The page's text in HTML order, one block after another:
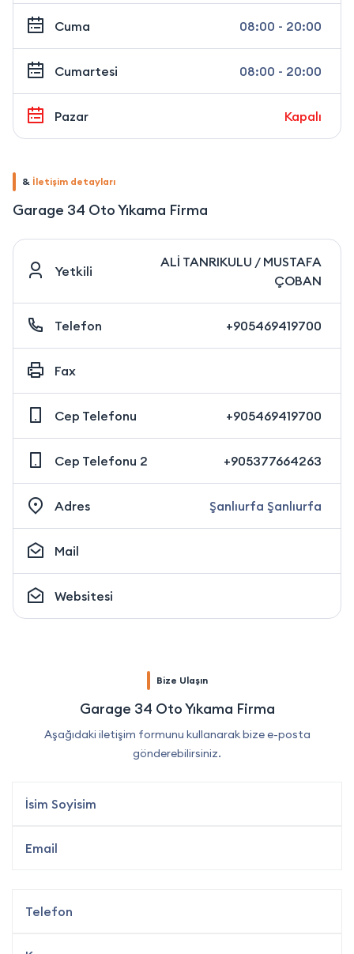
Cuma 08:00 - 20:00
Cumartesi 08:00 - 20:00
Pazar Kapalı
& İletişim detayları
Garage 34 Oto Yıkama Firma
Yetkili
ALİ TANRIKULU / MUSTAFA
ÇOBAN
Telefon +905469419700
Fax
Cep Telefonu +905469419700
Cep Telefonu 2 +905377664263
Adres Şanlıurfa Şanlıurfa
Mail
Websitesi
Bize Ulaşın
Garage 34 Oto Yıkama Firma
Aşağıdaki iletişim formunu kullanarak bize e-posta
gönderebilirsiniz.